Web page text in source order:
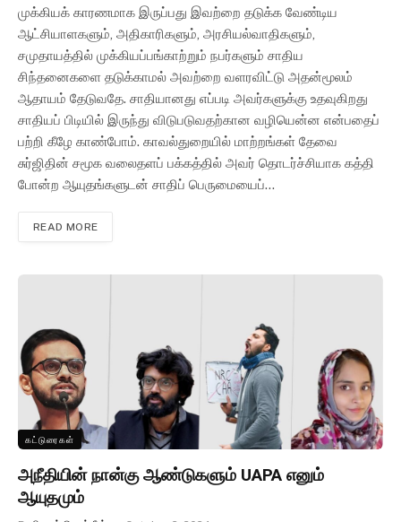
முக்கியக் காரணமாக இருப்பது இவற்றை தடுக்க வேண்டிய
ஆட்சியாளகளும், அதிகாரிகளும், அரசியல்வாதிகளும்,
சமுதாயத்தில் முக்கியப்பங்காற்றும் நபர்களும் சாதிய
சிந்தனைகளை தடுக்காமல் அவற்றை வளரவிட்டு அதன்மூலம்
ஆதாயம் தேடுவதே. சாதியானது எப்படி அவர்களுக்கு உதவுகிறது
சாதியப் பிடியில் இருந்து விடுபடுவதற்கான வழியென்ன என்பதைப்
பற்றி கீழே காண்போம். காவல்துறையில் மாற்றங்கள் தேவை
சுர்ஜிதின் சமூக வலைதளப் பக்கத்தில் அவர் தொடர்ச்சியாக கத்தி
போன்ற ஆயுதங்களுடன் சாதிப் பெருமையைப்…
READ MORE
கட்டுரைகள்
அநீதியின் நான்கு ஆண்டுகளும் UAPA எனும்
ஆயுதமும்